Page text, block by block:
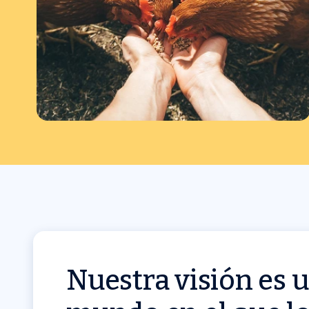
Nuestra visión es